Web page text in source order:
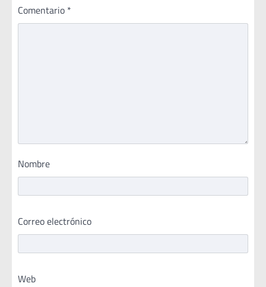
Comentario *
Nombre
Correo electrónico
Web